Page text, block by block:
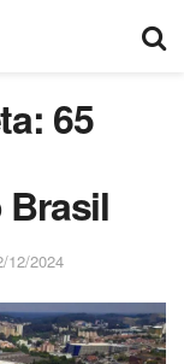
65
12/2024